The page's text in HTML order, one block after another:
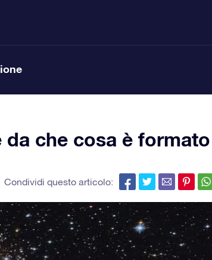
da che cosa è formato
Condividi questo articolo: